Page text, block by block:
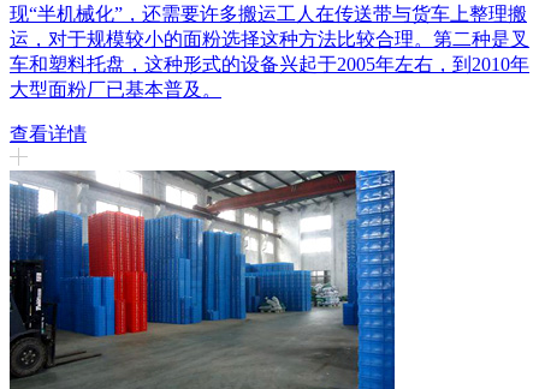
现“半机械化”，还需要许多搬运工人在传送带与货车上整理搬
运，对于规模较小的面粉选择这种方法比较合理。第二种是叉
车和塑料托盘，这种形式的设备兴起于2005年左右，到2010年
大型面粉厂已基本普及。
查看详情